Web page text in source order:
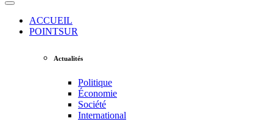
ACCUEIL
POINTSUR
Actualités
Politique
Économie
Société
International